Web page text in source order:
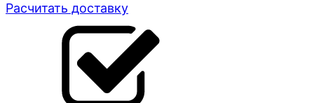
Расчитать доставку